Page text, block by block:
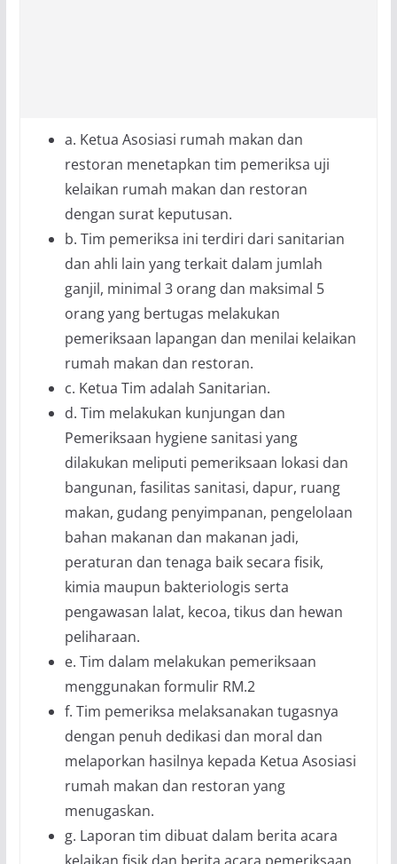
a. Ketua Asosiasi rumah makan dan
restoran menetapkan tim pemeriksa uji
kelaikan rumah makan dan restoran
dengan surat keputusan.
b. Tim pemeriksa ini terdiri dari sanitarian
dan ahli lain yang terkait dalam jumlah
ganjil, minimal 3 orang dan maksimal 5
orang yang bertugas melakukan
pemeriksaan lapangan dan menilai kelaikan
rumah makan dan restoran.
c. Ketua Tim adalah Sanitarian.
d. Tim melakukan kunjungan dan
Pemeriksaan hygiene sanitasi yang
dilakukan meliputi pemeriksaan lokasi dan
bangunan, fasilitas sanitasi, dapur, ruang
makan, gudang penyimpanan, pengelolaan
bahan makanan dan makanan jadi,
peraturan dan tenaga baik secara fisik,
kimia maupun bakteriologis serta
pengawasan lalat, kecoa, tikus dan hewan
peliharaan.
e. Tim dalam melakukan pemeriksaan
menggunakan formulir RM.2
f. Tim pemeriksa melaksanakan tugasnya
dengan penuh dedikasi dan moral dan
melaporkan hasilnya kepada Ketua Asosiasi
rumah makan dan restoran yang
menugaskan.
g. Laporan tim dibuat dalam berita acara